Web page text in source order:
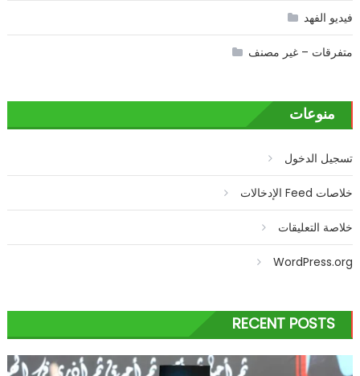
فيديو الفهد
متفرقات – غير مصنف
منوعات
تسجيل الدخول
خلاصات Feed الإدخالات
خلاصة التعليقات
WordPress.org
RECENT POSTS